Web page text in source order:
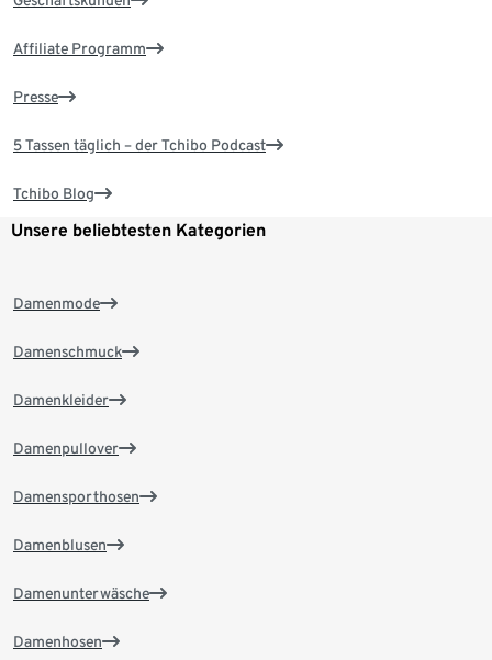
Affiliate Programm
Presse
5 Tassen täglich – der Tchibo Podcast
Tchibo Blog
Unsere beliebtesten Kategorien
Damenmode
Damenschmuck
Damenkleider
Damenpullover
Damensporthosen
Damenblusen
Damenunterwäsche
Damenhosen